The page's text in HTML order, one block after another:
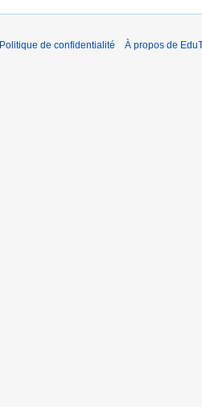
Politique de confidentialité À propos de